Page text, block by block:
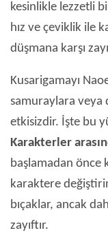
kesinlikle lezzetli
hız ve çeviklik ile
düşmana karşı
Kusarigamayı
samuraylara veya
etkisizdir. İşte bu
Karakterler
başlamadan önce
karaktere
bıçaklar, ancak
zayıftır.